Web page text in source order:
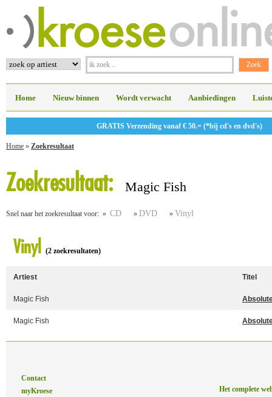
Home Nieuw binnen Wordt verwacht Aanbiedingen
GRATIS Verzending vanaf € 50.= (*bij cd's en dvd's)
Home » Zoekresultaat
Zoekresultaat: Magic Fish
Snel naar het zoekresultaat voor: » CD » DVD » Vinyl
Vinyl (2 zoekresultaten)
Artiest Titel
Magic Fish
Magic Fish
Contact
myKroese
Het complete